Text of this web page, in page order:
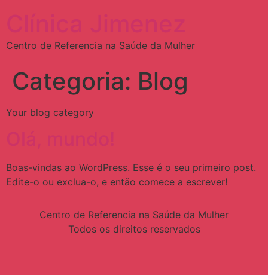
Centro de Referencia na Saúde da Mulher
Categoria: Blog
Your blog category
Boas-vindas ao WordPress. Esse é o seu primeiro post.
Edite-o ou exclua-o, e então comece a escrever!
Centro de Referencia na Saúde da Mulher
Todos os direitos reservados